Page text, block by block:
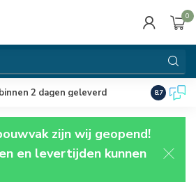
0
binnen 2 dagen geleverd 8.7
zijn wij geopend!
en levertijden kunnen